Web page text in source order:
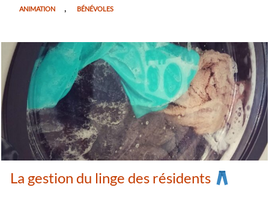
ANIMATION , BÉNÉVOLES
La gestion du linge des résidents